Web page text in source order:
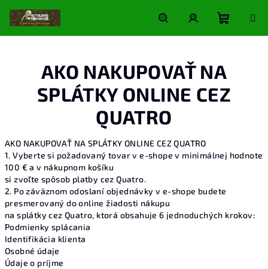
obsah
HľadaťPrihlásenie
košík
AKO NAKUPOVAŤ NA
SPLÁTKY ONLINE CEZ
QUATRO
AKO NAKUPOVAŤ NA SPLÁTKY ONLINE CEZ QUATRO
1. Vyberte si požadovaný tovar v e-shope v minimálnej hodnote
100 € a v nákupnom košíku
si zvoľte spôsob platby cez Quatro.
2. Po záväznom odoslaní objednávky v e-shope budete
presmerovaný do online žiadosti nákupu
na splátky cez Quatro, ktorá obsahuje 6 jednoduchých krokov:
Podmienky splácania
Identifikácia klienta
Osobné údaje
Údaje o príjme